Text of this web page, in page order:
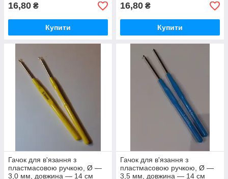
16,80 ₴
Купити
16,80 ₴
Купити
Гачок для в'язання з
пластмасовою ручкою, Ø —
3,0 мм, довжина — 14 см
Гачок для в'язання з
пластмасовою ручкою, Ø —
3,5 мм, довжина — 14 см